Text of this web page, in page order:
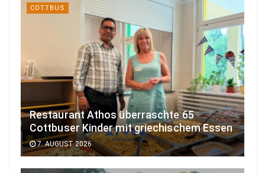
COTTBUS
Restaurant Athos überraschte 65
Cottbuser Kinder mit griechischem Essen
7. AUGUST 2026